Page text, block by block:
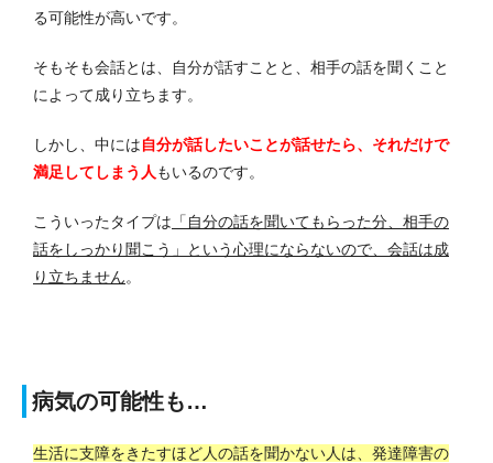
る可能性が高いです。
そもそも会話とは、自分が話すことと、相手の話を聞くこと
によって成り立ちます。
しかし、中には自分が話したいことが話せたら、それだけで
満足してしまう人 もいるのです。
こういったタイプは 「自分の話を聞いてもらった分、相手の
話をしっかり聞こう」という心理にならないので、会話は成
り立ちません。
病気の可能性も…
生活に支障をきたすほど人の話を聞かない人は、発達障害の